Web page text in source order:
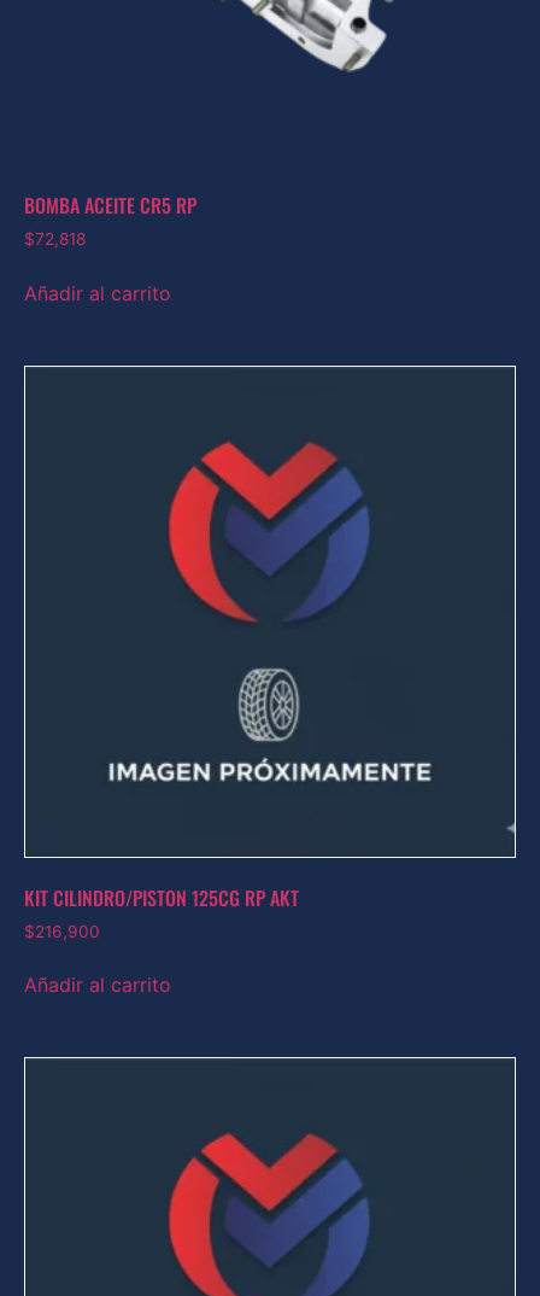
BOMBA ACEITE CR5 RP
$72,818
Añadir al carrito
KIT CILINDRO/PISTON 125CG RP AKT
$216,900
Añadir al carrito